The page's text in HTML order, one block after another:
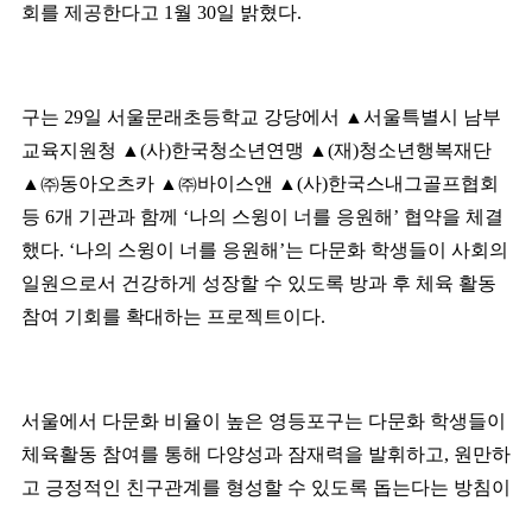
회를 제공한다고 1 월 30일 밝혔다.
구는 29일 서울문래초등학교 강당에서 ▲ 서울특별시 남부
교육지원청 ▲ (사)한국청소년연맹 ▲ (재)청소년행복재단
▲㈜동아오츠카 ▲㈜바이스앤 ▲ (사)한국스내그골프협회
등 6개 기관과 함께 ‘나의 스윙이 너를 응원해 ’ 협약을 체결
했다. ‘나의 스윙이 너를 응원해 ’는 다문화 학생들이 사회의
일원으로서 건강하게 성장할 수 있도록 방과 후 체육 활동
참여 기회를 확대하는 프로젝트이다.
서울에서 다문화 비율이 높은 영등포구는 다문화 학생들이
체육활동 참여를 통해 다양성과 잠재력을 발휘하고, 원만하
고 긍정적인 친구관계를 형성할 수 있도록 돕는다는 방침이